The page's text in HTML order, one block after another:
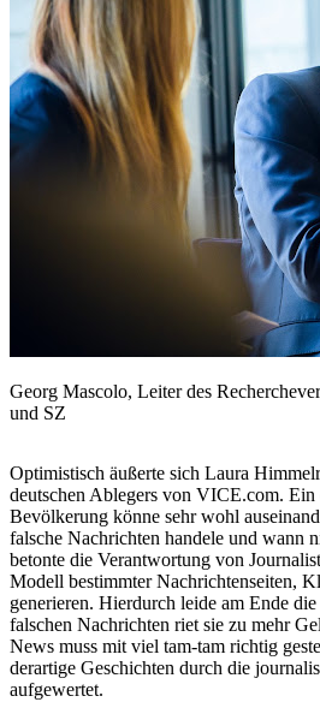
Georg Mascolo, Leiter des
und SZ
Optimistisch äußerte sich Laura
deutschen Ablegers von VICE.com.
Bevölkerung könne sehr wohl
falsche Nachrichten handele und wann
betonte die Verantwortung von
Modell bestimmter Nachrichtenseiten,
generieren. Hierdurch leide am Ende
falschen Nachrichten riet sie zu mehr
News muss mit viel tam-tam richtig
derartige Geschichten durch die
aufgewertet.